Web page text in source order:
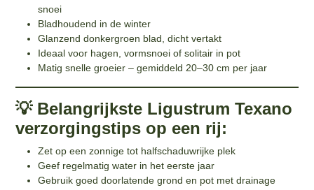
snoei
Bladhoudend in de winter
Glanzend donkergroen blad, dicht vertakt
Ideaal voor hagen, vormsnoei of solitair in pot
Matig snelle groeier – gemiddeld 20–30 cm per jaar
💡 Belangrijkste Ligustrum Texano
verzorgingstips op een rij:
Zet op een zonnige tot halfschaduwrijke plek
Geef regelmatig water in het eerste jaar
Gebruik goed doorlatende grond en pot met drainage